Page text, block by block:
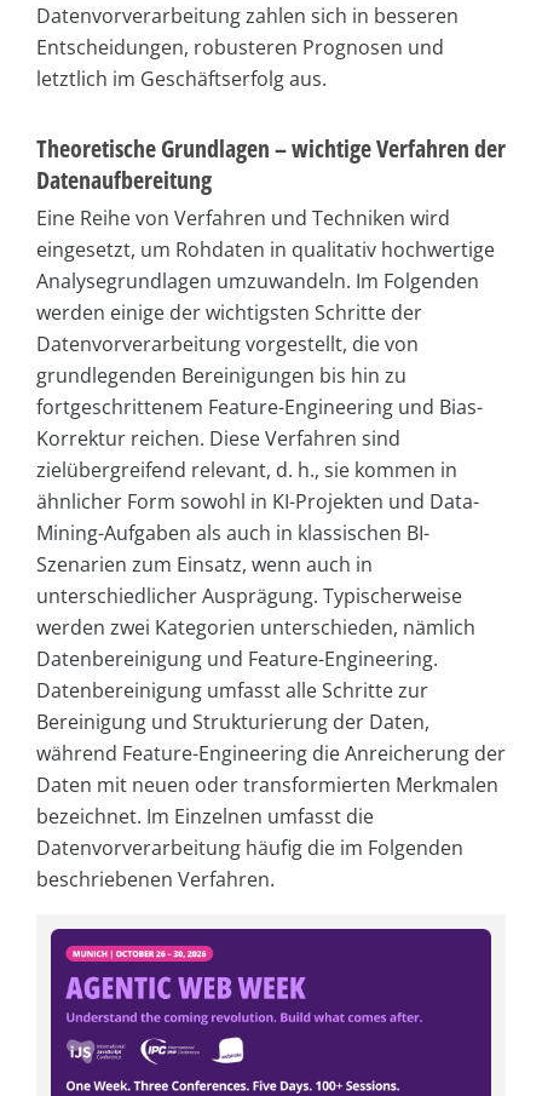
Datenvorverarbeitung zahlen sich in besseren
Entscheidungen, robusteren Prognosen und
letztlich im Geschäftserfolg aus.
Theoretische Grundlagen – wichtige Verfahren der
Datenaufbereitung
Eine Reihe von Verfahren und Techniken wird
eingesetzt, um Rohdaten in qualitativ hochwertige
Analysegrundlagen umzuwandeln. Im Folgenden
werden einige der wichtigsten Schritte der
Datenvorverarbeitung vorgestellt, die von
grundlegenden Bereinigungen bis hin zu
fortgeschrittenem Feature-Engineering und Bias-
Korrektur reichen. Diese Verfahren sind
zielübergreifend relevant, d. h., sie kommen in
ähnlicher Form sowohl in KI-Projekten und Data-
Mining-Aufgaben als auch in klassischen BI-
Szenarien zum Einsatz, wenn auch in
unterschiedlicher Ausprägung. Typischerweise
werden zwei Kategorien unterschieden, nämlich
Datenbereinigung und Feature-Engineering.
Datenbereinigung umfasst alle Schritte zur
Bereinigung und Strukturierung der Daten,
während Feature-Engineering die Anreicherung der
Daten mit neuen oder transformierten Merkmalen
bezeichnet. Im Einzelnen umfasst die
Datenvorverarbeitung häufig die im Folgenden
beschriebenen Verfahren.